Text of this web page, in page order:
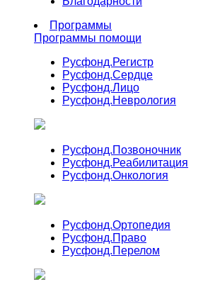
Программы
Программы помощи
Русфонд.Регистр
Русфонд.Сердце
Русфонд.Лицо
Русфонд.Неврология
Русфонд.Позвоночник
Русфонд.Реабилитация
Русфонд.Онкология
Русфонд.Ортопедия
Русфонд.Право
Русфонд.Перелом